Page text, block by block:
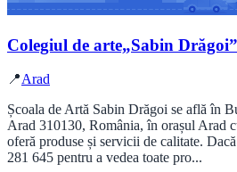
Colegiul de arte„Sabin Drăgoi”
📍Arad
Școala de Artă Sabin Drăgoi se află în
Arad 310130, România, în orașul Arad
oferă produse și servicii de calitate.
281 645 pentru a vedea toate pro...